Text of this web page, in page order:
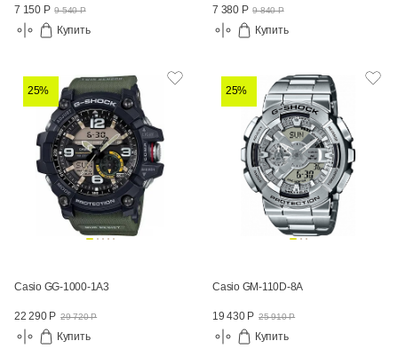
7 150 Р 9 540 Р
Купить
7 380 Р 9 840 Р
Купить
25%
Casio GG-1000-1A3
22 290 Р 29 720 Р
Купить
25%
Casio GM-110D-8A
19 430 Р 25 910 Р
Купить